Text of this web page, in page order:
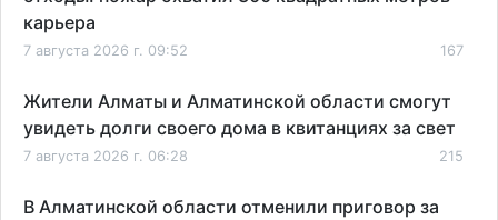
карьера
7 августа 2026 г. 09:52 167
Жители Алматы и Алматинской области смогут
увидеть долги своего дома в квитанциях за свет
7 августа 2026 г. 06:28 215
В Алматинской области отменили приговор за